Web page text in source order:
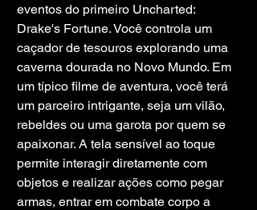
eventos do primeiro Uncharted:
Drake's Fortune. Você controla um
caçador de tesouros explorando uma
caverna dourada no Novo Mundo. Em
um típico filme de aventura, você terá
um parceiro intrigante, seja um vilão,
rebeldes ou uma garota por quem se
apaixonar. A tela sensível ao toque
permite interagir diretamente com
objetos e realizar ações como pegar
armas, entrar em combate corpo a